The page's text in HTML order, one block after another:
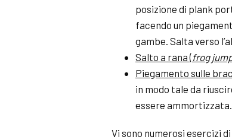
posizione di plank
facendo un
gambe. Salta verso
Salto a rana (frog
Piegamento sulle
in modo tale da
essere ammortizzata.
Vi sono numerosi esercizi